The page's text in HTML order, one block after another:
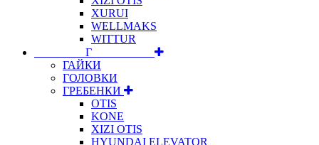
XURUI
WELLMAKS
WITTUR
⠀⠀⠀⠀⠀⠀Г⠀⠀⠀⠀⠀⠀⠀
ГАЙКИ
ГОЛОВКИ
ГРЕБЕНКИ
OTIS
KONE
XIZI OTIS
HYUNDAI ELEVATOR